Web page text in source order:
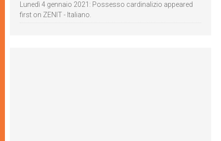
Lunedì 4 gennaio 2021: Possesso cardinalizio appeared
first on ZENIT - Italiano.